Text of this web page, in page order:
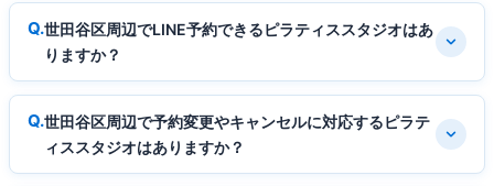
世田谷区周辺でLINE予約できるピラティススタジオはあ
りますか？
世田谷区周辺で予約変更やキャンセルに対応するピラテ
ィススタジオはありますか？